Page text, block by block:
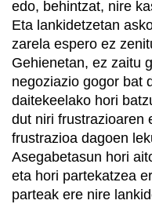
edo, behintzat, nire
Eta lankidetzetan
zarela espero ez
Gehienetan, ez zaitu
negoziazio gogor bat
daitekeelako hori
dut niri frustrazioaren
frustrazioa dagoen
Asegabetasun hori
eta hori partekatzea
parteak ere nire